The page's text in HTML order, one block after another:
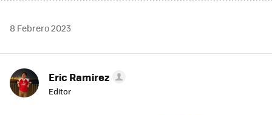
8 Febrero 2023
Eric Ramirez
Editor